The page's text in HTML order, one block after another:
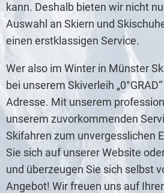
kann. Deshalb bieten wir nicht
Auswahl an Skiern und
einen erstklassigen Service.
Wer also im Winter in Münster
bei unserem Skiverleih
Adresse. Mit unserem
unserem zuvorkommenden
Skifahren zum unvergesslichen
Sie sich auf unserer Website
und überzeugen Sie sich selbst
Angebot! Wir freuen uns auf